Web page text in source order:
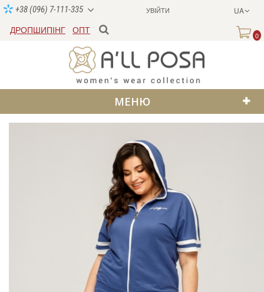
УВІЙТИ UA
+38 (096) 7-111-335
ДРОПШИПІНГ ОПТ
0
МЕНЮ